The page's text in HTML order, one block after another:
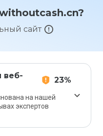
сайт
веб-
23%
на нашей
экспертов